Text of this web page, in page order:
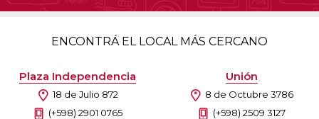
ENCONTRÁ EL LOCAL MÁS CERCANO
Plaza Independencia
18 de Julio 872
(+598) 2901 0765
Unión
8 de Octubre 3786
(+598) 2509 3127